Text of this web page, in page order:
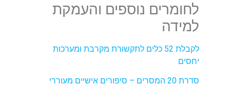
לחומרים נוספים והעמקת
למידה
לקבלת 52 כלים לתקשורת מקרבת ומערכות
יחסים
סדרת 20 המסרים – סיפורים אישיים מעוררי